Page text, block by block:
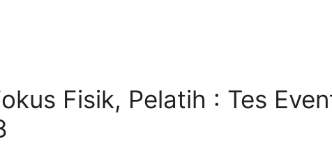
Fisik, Pelatih : Tes